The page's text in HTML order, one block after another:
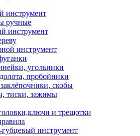
инструмент
ручные
инструмент
инструмент
угольники
пробойники
скобы
тиски, зажимы
и трещотки
инструмент